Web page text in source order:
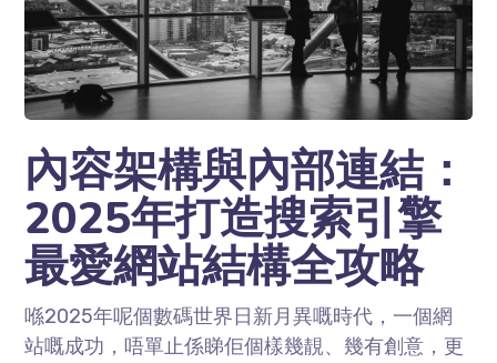
內容架構與內部連結：
2025年打造搜索引擎
最愛網站結構全攻略
喺2025年呢個數碼世界日新月異嘅時代，一個網
站嘅成功，唔單止係睇佢個樣幾靚、幾有創意，更